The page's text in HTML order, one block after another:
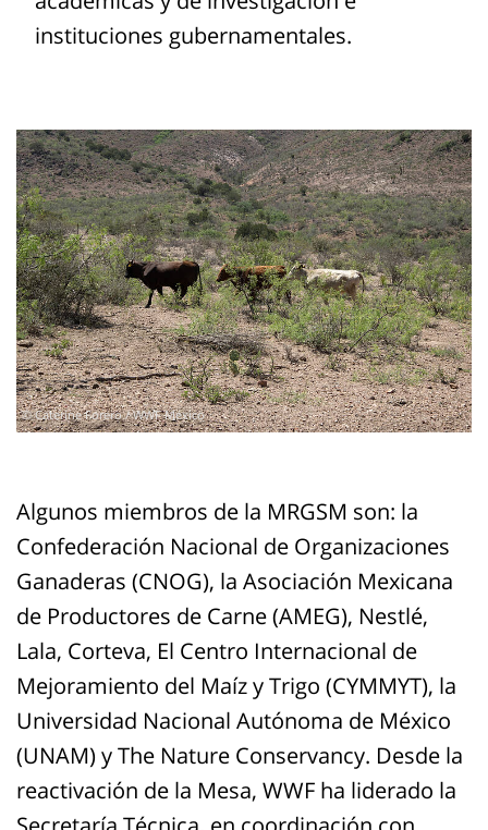
instituciones gubernamentales.
© Caterine Forero / WWF México
Algunos miembros de la MRGSM son: la
Confederación Nacional de Organizaciones
Ganaderas (CNOG), la Asociación Mexicana
de Productores de Carne (AMEG), Nestlé,
Lala, Corteva, El Centro Internacional de
Mejoramiento del Maíz y Trigo (CYMMYT), la
Universidad Nacional Autónoma de México
(UNAM) y The Nature Conservancy. Desde la
reactivación de la Mesa, WWF ha liderado la